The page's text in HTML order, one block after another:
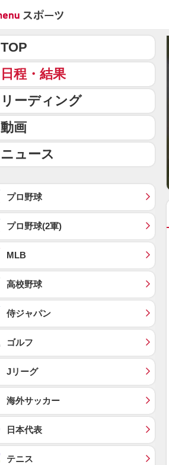
TOP
日程・結果
リーディング
動画
ニュース
プロ野球
プロ野球(2軍)
MLB
高校野球
侍ジャパン
ゴルフ
Jリーグ
海外サッカー
日本代表
テニス